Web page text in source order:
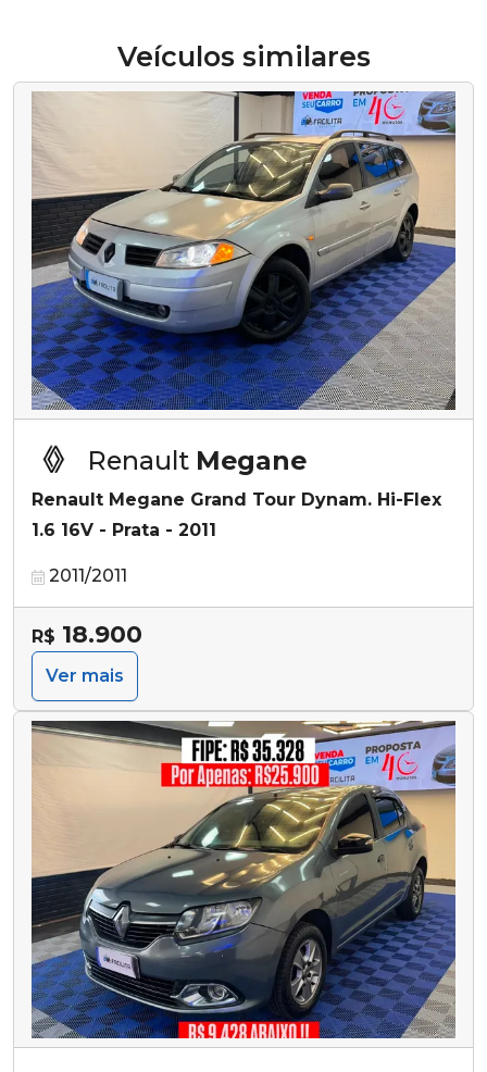
Veículos similares
Renault Megane
Renault Megane Grand Tour Dynam. Hi-Flex
1.6 16V - Prata - 2011
2011/2011
R$ 18.900
Ver mais